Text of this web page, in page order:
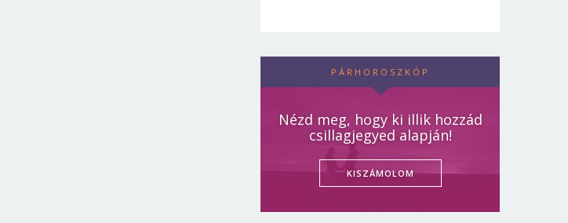
PÁRHOROSZKÓP
Nézd meg, hogy ki illik hozzád
csillagjegyed alapján!
KISZÁMOLOM